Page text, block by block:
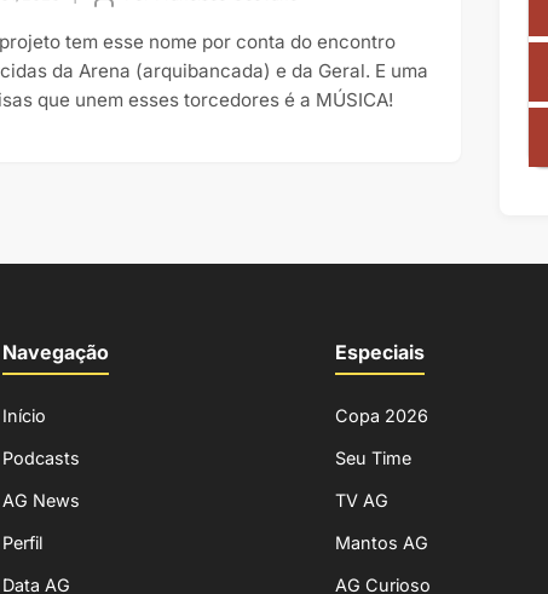
tem esse nome por conta do encontro
da Arena (arquibancada) e da Geral. E uma
que unem esses torcedores é a MÚSICA!
Navegação
Início
Podcasts
AG News
Perfil
Data AG
Especiais
Copa 2026
Seu Time
TV AG
Mantos AG
AG Curioso